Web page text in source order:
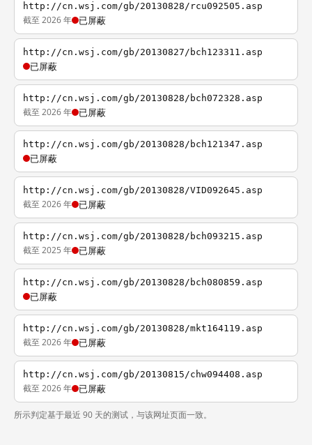
http://cn.wsj.com/gb/20130828/rcu092505.asp
截至 2026 年 已屏蔽
http://cn.wsj.com/gb/20130827/bch123311.asp
已屏蔽
http://cn.wsj.com/gb/20130828/bch072328.asp
截至 2026 年 已屏蔽
http://cn.wsj.com/gb/20130828/bch121347.asp
已屏蔽
http://cn.wsj.com/gb/20130828/VID092645.asp
截至 2026 年 已屏蔽
http://cn.wsj.com/gb/20130828/bch093215.asp
截至 2025 年 已屏蔽
http://cn.wsj.com/gb/20130828/bch080859.asp
已屏蔽
http://cn.wsj.com/gb/20130828/mkt164119.asp
截至 2026 年 已屏蔽
http://cn.wsj.com/gb/20130815/chw094408.asp
截至 2026 年 已屏蔽
所示判定基于最近 90 天的测试，与该网址页面一致。